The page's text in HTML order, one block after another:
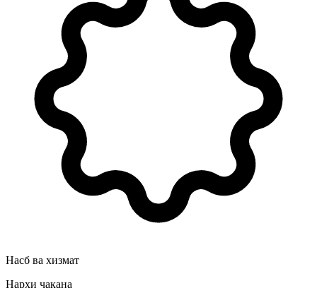
Насб ва хизмат
Нархи чакана